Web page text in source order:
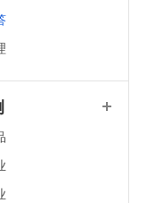
精度CNC加工定制厂家